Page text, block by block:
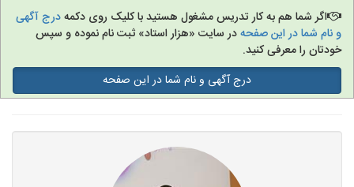
مهارت های عمومی
تدریس به کودکان
اگر شما هم به کار تدریس مشغول هستید با کلیک روی دکمهدرج آگهی
و نام شما در این صفحهدر سایت «هزار استاد» ثبت نام نموده و سپس
خودتان را معرفی کنید.
درج آگهی و نام شما در این صفحه